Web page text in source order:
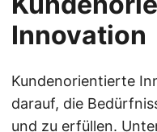
Innovation
Kundenorientierte
darauf, die
und zu erfüllen.